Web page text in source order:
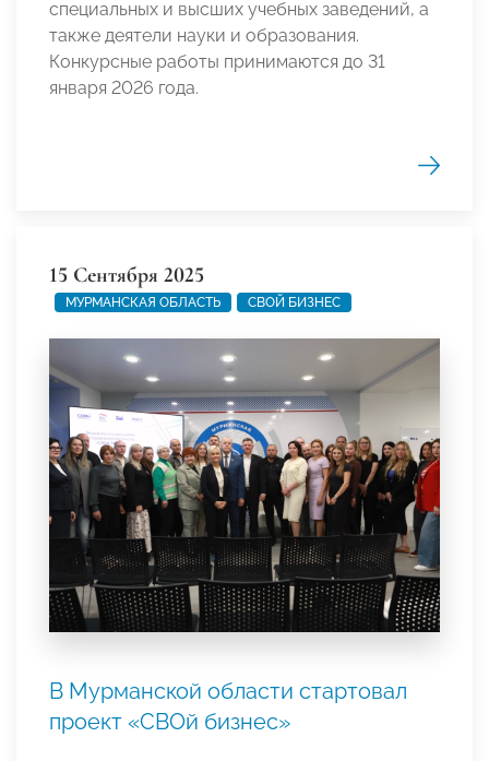
специальных и высших учебных заведений, а
также деятели науки и образования.
Конкурсные работы принимаются до 31
января 2026 года.
15 Сентября 2025
МУРМАНСКАЯ ОБЛАСТЬ СВОЙ БИЗНЕС
В Мурманской области стартовал
проект «СВОй бизнес»